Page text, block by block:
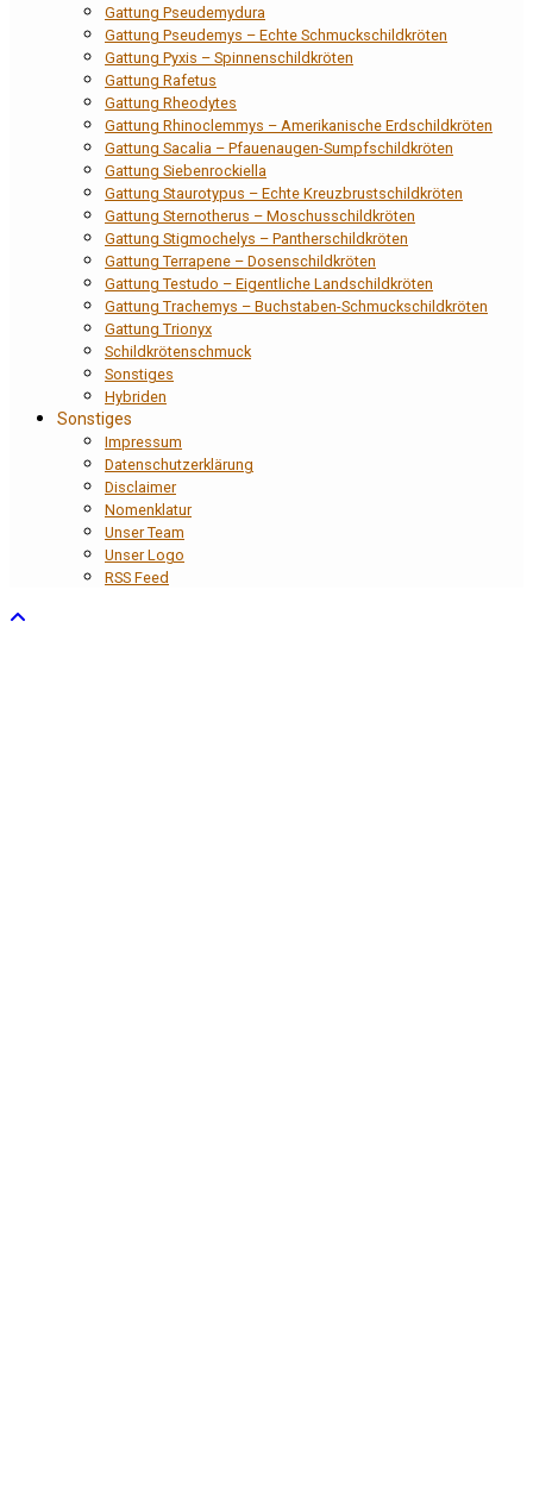
Gattung Pseudemydura
Gattung Pseudemys – Echte Schmuckschildkröten
Gattung Pyxis – Spinnenschildkröten
Gattung Rafetus
Gattung Rheodytes
Gattung Rhinoclemmys – Amerikanische Erdschildkröten
Gattung Sacalia – Pfauenaugen-Sumpfschildkröten
Gattung Siebenrockiella
Gattung Staurotypus – Echte Kreuzbrustschildkröten
Gattung Sternotherus – Moschusschildkröten
Gattung Stigmochelys – Pantherschildkröten
Gattung Terrapene – Dosenschildkröten
Gattung Testudo – Eigentliche Landschildkröten
Gattung Trachemys – Buchstaben-Schmuckschildkröten
Gattung Trionyx
Schildkrötenschmuck
Sonstiges
Hybriden
Sonstiges
Impressum
Datenschutzerklärung
Disclaimer
Nomenklatur
Unser Team
Unser Logo
RSS Feed